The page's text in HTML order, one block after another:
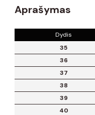
Aprašymas
Dydis
35
36
37
38
39
40